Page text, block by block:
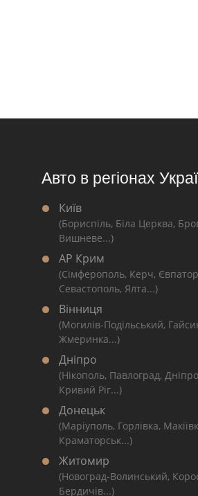
Авто в регіонах
Київ
(Бориспіль, Біла Церква,
Вишневе...)
АР Крим
(Сімферополь, Керч,
Севастополь, Ялта...)
Вінниця
(Могилів-Подільський,
Жмеринка...)
Дніпро
(Нікополь, Павлоград,
Кривий Ріг...)
Донецьк
(Маріуполь, Горлівка,
Краматорськ...)
Житомир
(Новоград-Волинський,
Бердичів...)